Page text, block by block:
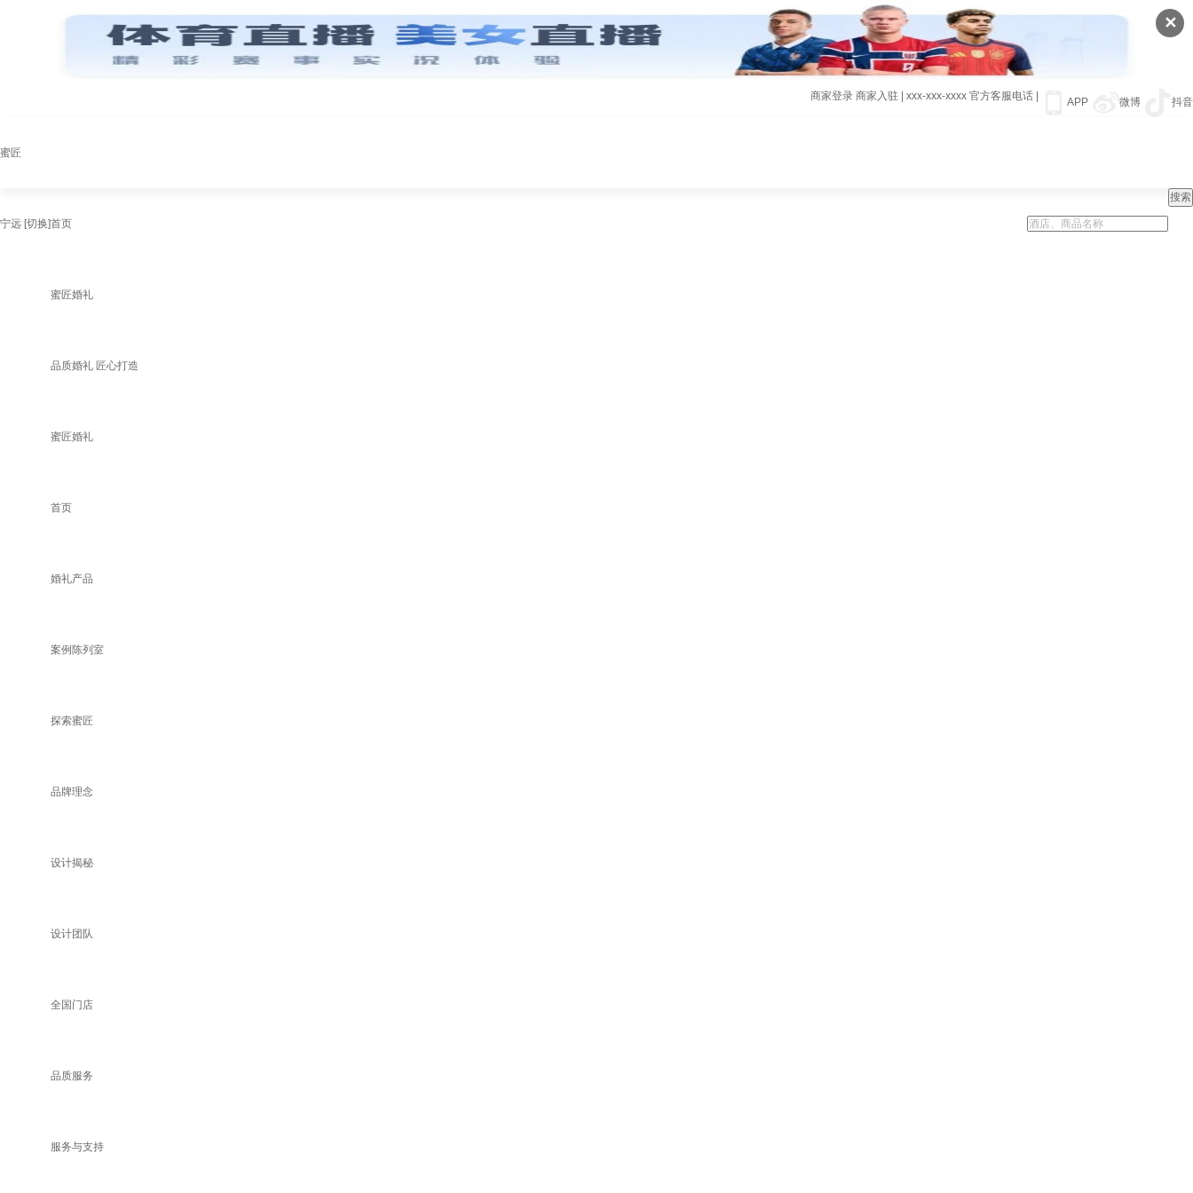
✕
APP 微博 抖音
商家登录 商家入驻 xxx-xxx-xxxx 官方客服电话
蜜匠
宁远 [切换]首页
蜜匠婚礼
品质婚礼 匠心打造
蜜匠婚礼
首页
婚礼产品
案例陈列室
探索蜜匠
品牌理念
设计揭秘
设计团队
全国门店
品质服务
服务与支持